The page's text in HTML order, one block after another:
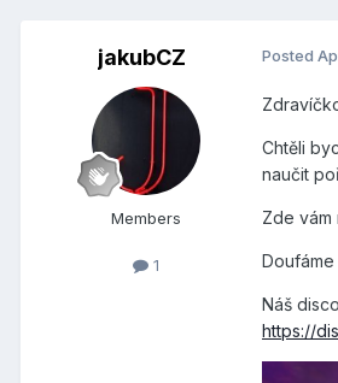
jakubCZ
Members
1
Posted
Chtěli
naučit
Zde vám
Náš
https://